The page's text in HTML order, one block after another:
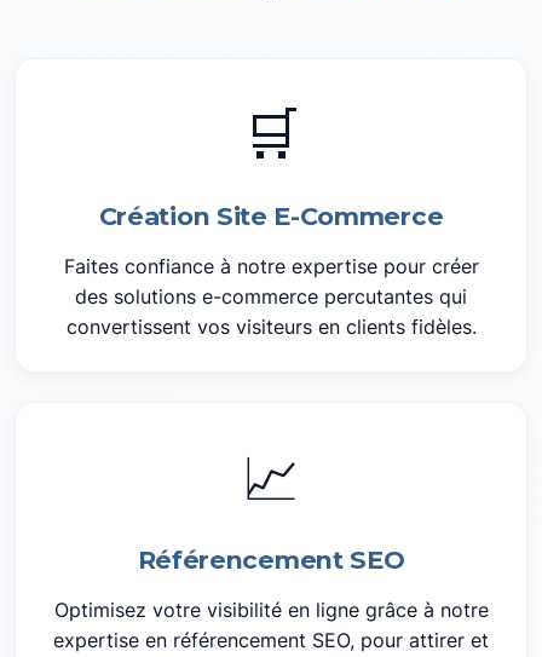
🛒
Création Site E-Commerce
Faites confiance à notre expertise pour créer
des solutions e-commerce percutantes qui
convertissent vos visiteurs en clients fidèles.
📈
Référencement SEO
Optimisez votre visibilité en ligne grâce à notre
expertise en référencement SEO, pour attirer et